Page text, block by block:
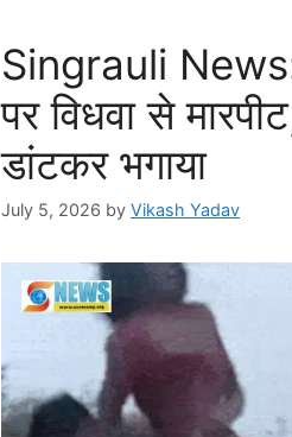
Singrauli News:
पर विधवा से
डांटकर भगाया
July 5, 2026 by Vikash Yadav